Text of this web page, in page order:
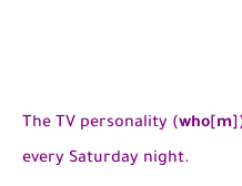
The TV personality (who[m
every Saturday night.